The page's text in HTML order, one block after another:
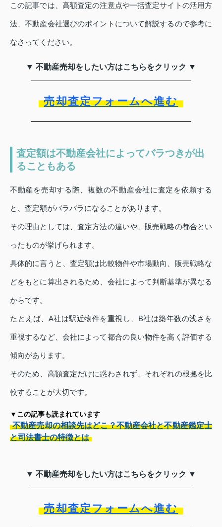
この記事では、高額査定の注意点や一括査定サイトの活用方
法、不動産会社選びのポイントについて解説するので参考に
なさってください。
▼ 不動産売却をしたい方はこちらをクリック ▼
売却査定フォームへ進む
査定額は不動産会社によってバラつきが出
ることもある
不動産を売却する際、複数の不動産会社に査定を依頼する
と、査定額がバラバラになることがあります。
その理由としては、査定方法の違いや、販売戦略の都合とい
ったものが挙げられます。
具体的に言うと、査定額は比較物件や市場動向、販売戦略な
どをもとに算出されるため、会社によって判断基準が異なる
からです。
たとえば、A社は駅近物件を重視し、B社は築年数の浅さを
重視するなど、会社によって都合の良い物件を高く評価する
傾向があります。
そのため、高額査定だけに惑わされず、それぞれの根拠を比
較することが大切です。
▼この記事も読まれています
不動産売却の相談先はどこ？不動産会社と不動産鑑定士
と司法書士の特徴とは
▼ 不動産売却をしたい方はこちらをクリック ▼
売却査定フォームへ進む